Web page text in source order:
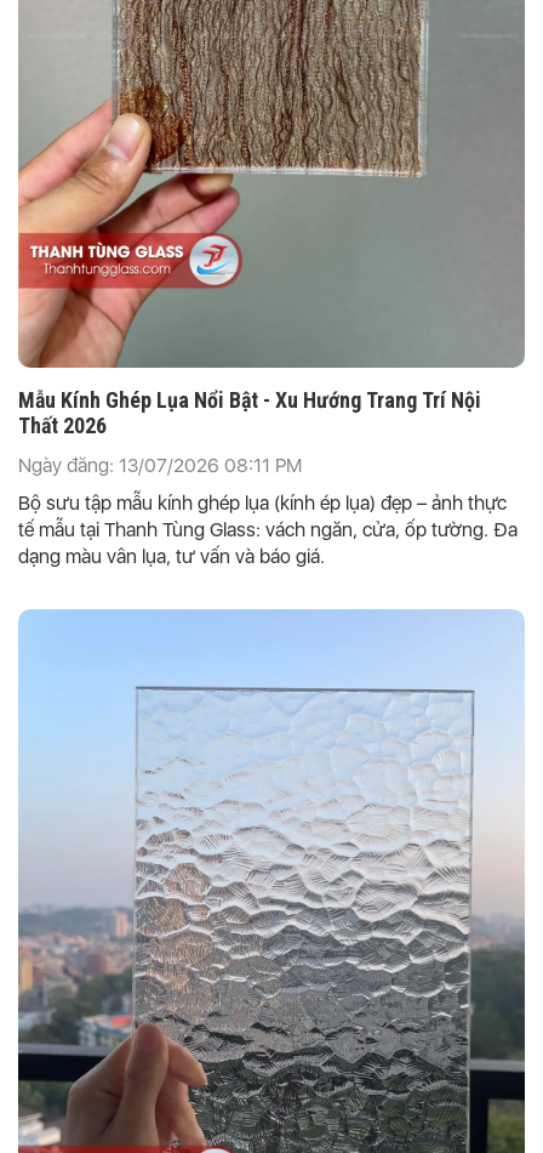
Mẫu Kính Ghép Lụa Nổi Bật - Xu Hướng Trang Trí Nội
Thất 2026
Ngày đăng: 13/07/2026 08:11 PM
Bộ sưu tập mẫu kính ghép lụa (kính ép lụa) đẹp – ảnh thực
tế mẫu tại Thanh Tùng Glass: vách ngăn, cửa, ốp tường. Đa
dạng màu vân lụa, tư vấn và báo giá.